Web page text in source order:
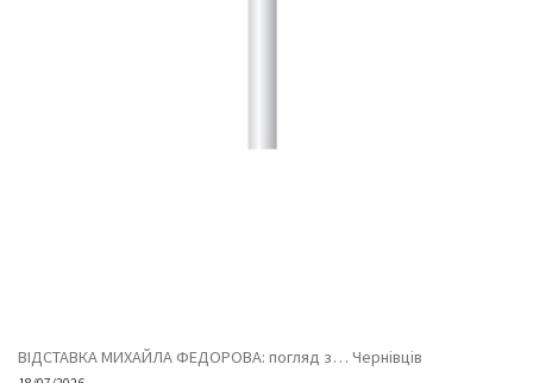
ВІДСТАВКА МИХАЙЛА ФЕДОРОВА: погляд з… Чернівців